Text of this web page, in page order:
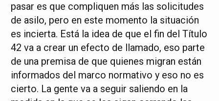
pasar es que compliquen más las solicitudes
de asilo, pero en este momento la situación
es incierta. Está la idea de que el fin del Título
42 va a crear un efecto de llamado, eso parte
de una premisa de que quienes migran están
informados del marco normativo y eso no es
cierto. La gente va a seguir saliendo en la